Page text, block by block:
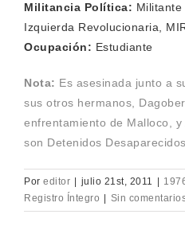
Militancia Política:
Izquierda Revolucionaria,
Ocupación: Estudiante
Nota: Es asesinada junto a
sus otros hermanos,
enfrentamiento de Malloco,
son Detenidos Desaparecidos.
Por editor julio 21st, 2011
Registro Íntegro
Sin